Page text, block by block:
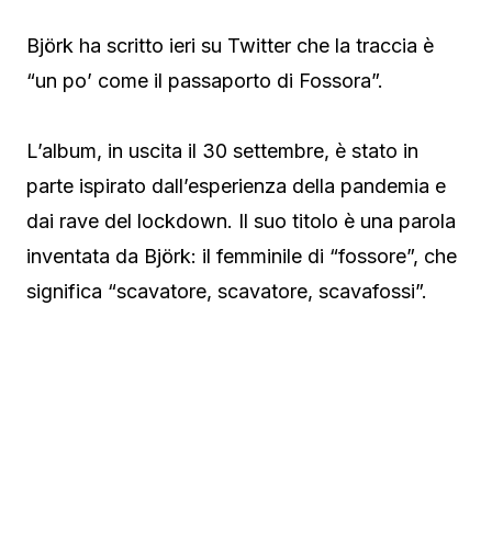
Björk ha scritto ieri su Twitter che la traccia è
“un po’ come il passaporto di Fossora”.
L’album, in uscita il 30 settembre, è stato in
parte ispirato dall’esperienza della pandemia e
dai rave del lockdown. Il suo titolo è una parola
inventata da Björk: il femminile di “fossore”, che
significa “scavatore, scavatore, scavafossi”.